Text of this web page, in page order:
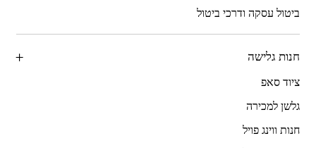
ביטול עסקה ודרכי ביטול
חנות גלישה
ציוד סאפ
גלשן למכירה
חנות ווינג פויל